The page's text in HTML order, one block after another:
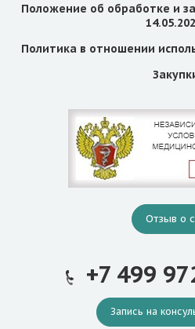
Положение об обработке и
Политика в отношении
Отзыв о
+7 499
Запись на